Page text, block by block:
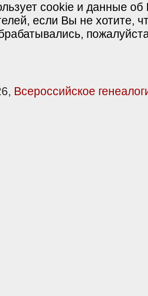
cookie и данные об
если Вы не хотите,
Всероссийское